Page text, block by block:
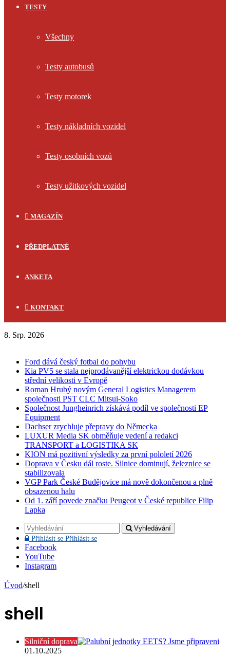
TESTY
Všechny
Testy autobusů
Testy motorek
Testy nákladních vozidel
Testy osobních vozů
Testy užitkových vozidel
MAGAZÍN
PŘEDPLATNÉ
ANKETA
KONTAKT
8. Srp. 2026
Ford dává český fotbal do pohybu
Kia PV5 se stala nejprodávanější elektrickou dodávkou
střední velikosti v Evropě
Roman Hrubý novým General Logistics Managerem
společnosti PST CLC Mitsui-Soko
Společnost Jungheinrich získává podíl ve společnosti EP
Equipment
Dachser zrychluje přepravy do Německa
LUXUR Media SK obměňuje vedení a redakci
TRANSPORT a LOGISTIKA SK
KION má pozitivní výsledky za první pololetí 2026
Doprava v Česku dál roste. Silnice dominují, železnice se
stabilizovala
VGP Park České Budějovice má nově dokončenou a plně
obsazenou halu
Od 1. září povede značku Peugeot v České republice Filip
Lapka
Vyhledávání
Přihlásit se Přihlásit se
Facebook
YouTube
Instagram
Úvod/shell
shell
Silniční doprava
01.10.2025